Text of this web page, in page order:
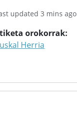
updated 3 mins ago
orokorrak
Herria